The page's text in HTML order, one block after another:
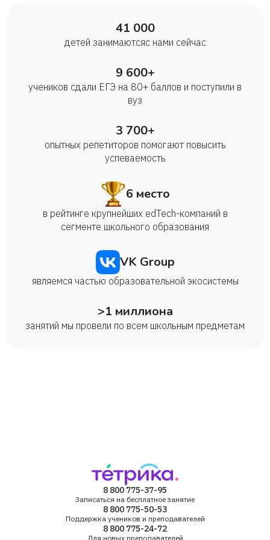
41 000
детей занимаются с нами сейчас
9 600+
учеников сдали ЕГЭ на 80+ баллов и поступили в
вуз
3 700+
опытных репетиторов помогают повысить
успеваемость
6 место
в рейтинге крупнейших edTech-компаний в
сегменте школьного образования
VK Group
являемся частью образовательной экосистемы
>1 миллиона
занятий мы провели по всем школьным предметам
8 800 775-37-95
Записаться на бесплатное занятие
8 800 775-50-53
Поддержка учеников и преподавателей
8 800 775-24-72
Для новых преподавателей